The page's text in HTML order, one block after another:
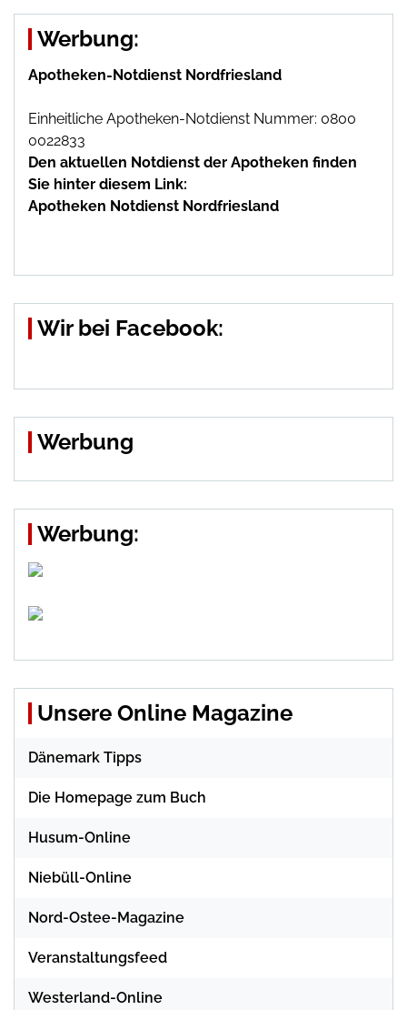
Werbung:
Apotheken-Notdienst Nordfriesland
Einheitliche Apotheken-Notdienst Nummer: 0800
0022833
Den aktuellen Notdienst der Apotheken finden
Sie hinter diesem Link:
Apotheken Notdienst Nordfriesland
Wir bei Facebook:
Werbung
Werbung:
Unsere Online Magazine
Dänemark Tipps
Die Homepage zum Buch
Husum-Online
Niebüll-Online
Nord-Ostee-Magazine
Veranstaltungsfeed
Westerland-Online